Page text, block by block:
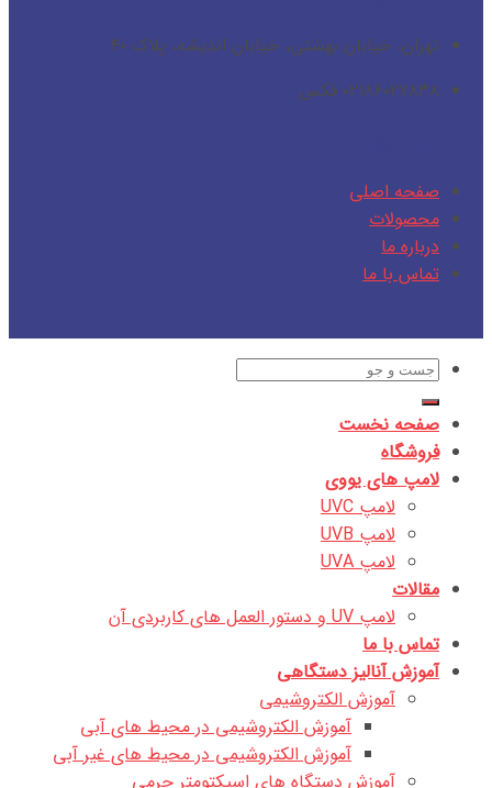
تهران، خیابان بهشتی، خیابان اندیشه، پلاک ۴۰
۰۲۱۸۶۰۲۷۸۳۸ فکس
صفحه اصلی
محصولات
درباره ما
تماس با ما
جستجو
برای:
صفحه نخست
فروشگاه
لامپ های یووی
لامپ UVC
لامپ UVB
لامپ UVA
مقالات
لامپ UV و دستور العمل های کاربردی آن
تماس با ما
آموزش آنالیز دستگاهی
آموزش الکتروشیمی
آموزش الکتروشیمی در محیط های آبی
آموزش الکتروشیمی در محیط های غیر آبی
آموزش دستگاه های اسپکتومتر جرمی